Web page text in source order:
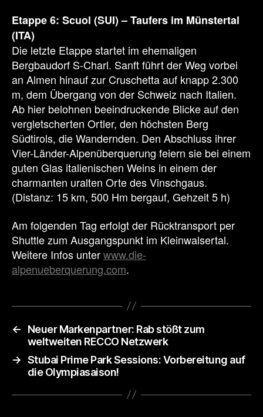
Etappe 6: Scuol (SUI) – Taufers im Münstertal
(ITA)
Die letzte Etappe startet im ehemaligen
Bergbaudorf S-Charl. Sanft führt der Weg vorbei
an Almen hinauf zur Cruschetta auf knapp 2.300
m, dem Übergang von der Schweiz nach Italien.
Ab hier belohnen beeindruckende Blicke auf den
vergletscherten Ortler, den höchsten Berg
Südtirols, die Wandernden. Den Abschluss ihrer
Vier-Länder-Alpenüberquerung feiern sie bei einem
guten Glas italienischen Weins in einem der
charmanten uralten Orte des Vinschgaus.
(Distanz: 15 km, 500 Hm bergauf, Gehzeit 5 h)
Am folgenden Tag erfolgt der Rücktransport per
Shuttle zum Ausgangspunkt im Kleinwalsertal.
Weitere Infos unterwww.die-
alpenueberquerung.com.
←
Neuer Markenpartner: Rab stößt zum
weltweiten RECCO Netzwerk
→ Stubai Prime Park Sessions: Vorbereitung auf
die Olympiasaison!